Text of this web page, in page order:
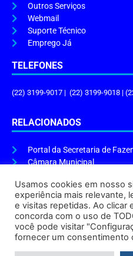
Outros Serviços
Webmail
Suporte Técnico
Emprego Já
TELEFONES
(22) 3199-9017 | (22) 3199-9018 |
RELACIONADOS
Portal da Secretaria de
Câmara Municipal
ENDEREÇO E HORÁRIO
Endereço:Praça Tiradentes, s/n –
Atendimento do Protocolo Geral da
Horário de Funcionamento:8h às
Usamos cookies em nosso
experiência mais relevante,
e visitas repetidas. Ao clicar
concorda com o uso de
você pode visitar
fornecer um consentimento